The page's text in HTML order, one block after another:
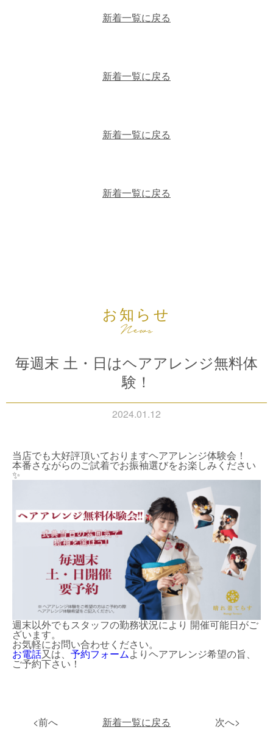
新着一覧に戻る
新着一覧に戻る
新着一覧に戻る
新着一覧に戻る
お知らせ
毎週末 土・日はヘアアレンジ無料体
験！
2024.01.12
当店でも大好評頂いておりますヘアアレンジ体験会！
本番さながらのご試着でお振袖選びをお楽しみください
✨
週末以外でもスタッフの勤務状況により 開催可能日がご
ざいます。
お気軽にお問い合わせください。
お電話又は、予約フォームよりヘアアレンジ希望の旨、
ご予約下さい！
<前へ 新着一覧に戻る 次へ>